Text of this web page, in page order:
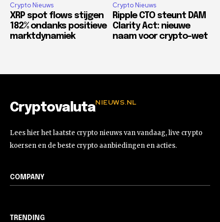
Crypto Nieuws
XRP spot flows stijgen
182% ondanks positieve
marktdynamiek
Crypto Nieuws
Ripple CTO steunt DAM
Clarity Act: nieuwe
naam voor crypto-wet
CryptovalutaNIEUWS.NL
Lees hier het laatste crypto nieuws van vandaag, live crypto
koersen en de beste crypto aanbiedingen en acties.
COMPANY
TRENDING